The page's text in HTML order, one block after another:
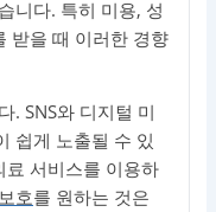
니다. 특히 미용, 성
받을 때 이러한 경향
. SNS와 디지털 미
쉽게 노출될 수 있
료 서비스를 이용하
호를 원하는 것은